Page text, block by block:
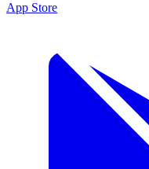
App Store